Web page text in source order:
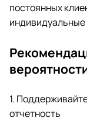
постоянных
индивидуальные
1.
отчетность